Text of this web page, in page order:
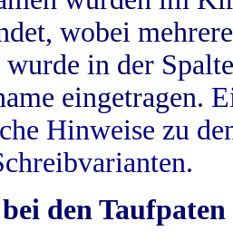
wobei
in der
eingetragen.
Hinweise zu
den Taufpaten